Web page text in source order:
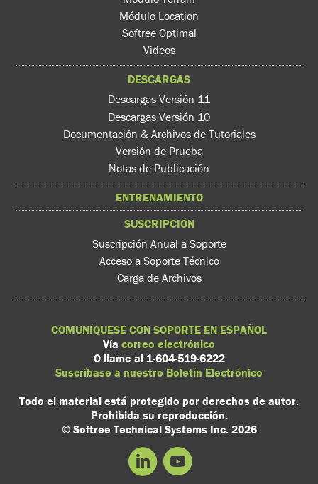
Módulo Location
Softree Optimal
Videos
DESCARGAS
Descargas Versión 11
Descargas Versión 10
Documentación & Archivos de Tutoriales
Versión de Prueba
Notas de Publicación
ENTRENAMIENTO
SUSCRIPCIÓN
Suscripción Anual a Soporte
Acceso a Soporte Técnico
Carga de Archivos
COMUNÍQUESE CON SOPORTE EN ESPAÑOL
Vía correo electrónico
O llame al 1-604-519-6222
Suscríbase a nuestro Boletín Electrónico
Todo el material está protegido por derechos de autor.
Prohibida su reproducción.
© Softree Technical Systems Inc. 2026